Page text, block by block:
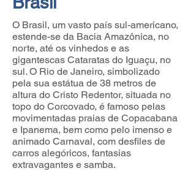
O Brasil, um vasto país sul-americano,
estende-se da Bacia Amazônica, no
norte, até os vinhedos e as
gigantescas Cataratas do Iguaçu, no
sul. O Rio de Janeiro, simbolizado
pela sua estátua de 38 metros de
altura do Cristo Redentor, situada no
topo do Corcovado, é famoso pelas
movimentadas praias de Copacabana
e Ipanema, bem como pelo imenso e
animado Carnaval, com desfiles de
carros alegóricos, fantasias
extravagantes e samba.